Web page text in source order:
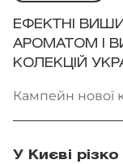
ЕФЕКТНІ
АРОМАТОМ І
КОЛЕКЦІЙ
Кампейн нової
У Києві